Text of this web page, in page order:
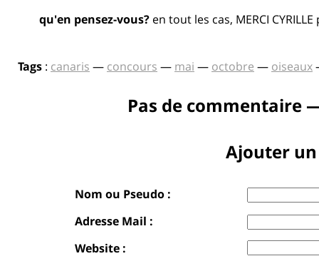
qu'en pensez-vous? en tout les cas, MERCI
Tags : canaris — concours — mai — octobre — oiseaux
Pas de commentaire
Ajouter
Nom ou Pseudo :
Adresse Mail :
Website :